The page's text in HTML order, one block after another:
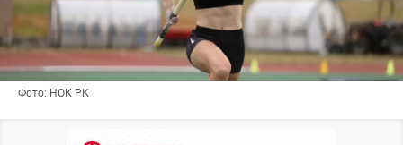
Фото: НОК РК